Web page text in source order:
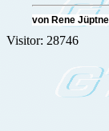
von Rene
Visitor: 28746